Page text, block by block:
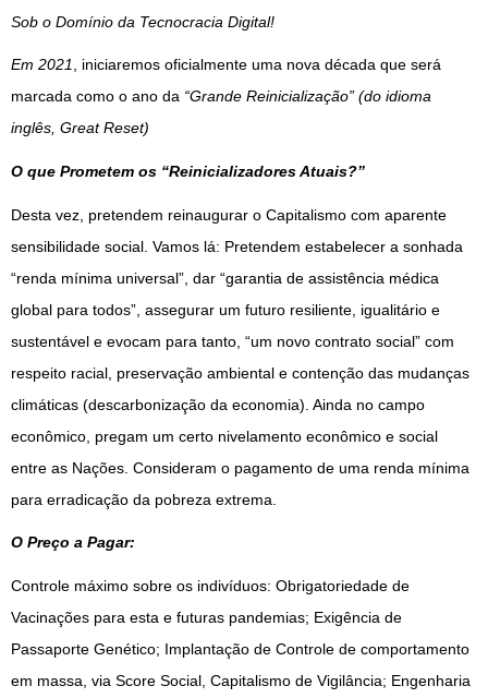
Sob o Domínio da Tecnocracia Digital!
Em 2021, iniciaremos oficialmente uma nova década que será
marcada como o ano da “Grande Reinicialização” (do idioma
inglês, Great Reset)
O que Prometem os “Reinicializadores Atuais?”
Desta vez, pretendem reinaugurar o Capitalismo com aparente
sensibilidade social. Vamos lá: Pretendem estabelecer a sonhada
“renda mínima universal”, dar “garantia de assistência médica
global para todos”, assegurar um futuro resiliente, igualitário e
sustentável e evocam para tanto, “um novo contrato social” com
respeito racial, preservação ambiental e contenção das mudanças
climáticas (descarbonização da economia). Ainda no campo
econômico, pregam um certo nivelamento econômico e social
entre as Nações. Consideram o pagamento de uma renda mínima
para erradicação da pobreza extrema.
O Preço a Pagar:
Controle máximo sobre os indivíduos: Obrigatoriedade de
Vacinações para esta e futuras pandemias; Exigência de
Passaporte Genético; Implantação de Controle de comportamento
em massa, via Score Social, Capitalismo de Vigilância; Engenharia